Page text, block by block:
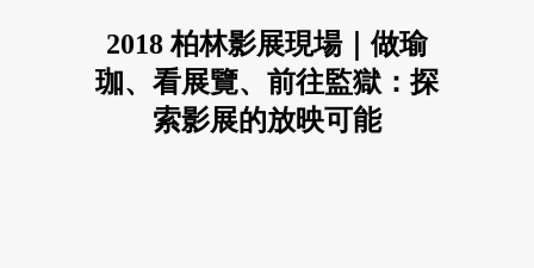
2018 柏林影展現場｜做瑜
珈、看展覽、前往監獄：探
索影展的放映可能